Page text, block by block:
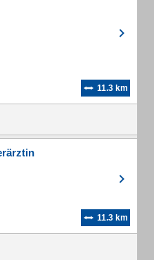
11.3 km
11.3 km